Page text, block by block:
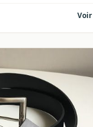
Voir